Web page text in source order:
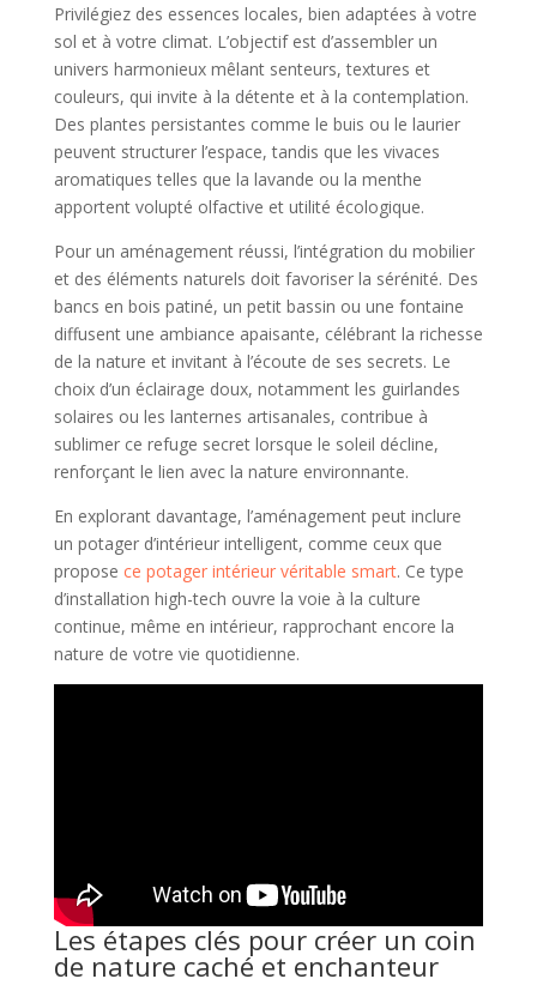
Privilégiez des essences locales, bien adaptées à votre
sol et à votre climat. L’objectif est d’assembler un
univers harmonieux mêlant senteurs, textures et
couleurs, qui invite à la détente et à la contemplation.
Des plantes persistantes comme le buis ou le laurier
peuvent structurer l’espace, tandis que les vivaces
aromatiques telles que la lavande ou la menthe
apportent volupté olfactive et utilité écologique.
Pour un aménagement réussi, l’intégration du mobilier
et des éléments naturels doit favoriser la sérénité. Des
bancs en bois patiné, un petit bassin ou une fontaine
diffusent une ambiance apaisante, célébrant la richesse
de la nature et invitant à l’écoute de ses secrets. Le
choix d’un éclairage doux, notamment les guirlandes
solaires ou les lanternes artisanales, contribue à
sublimer ce refuge secret lorsque le soleil décline,
renforçant le lien avec la nature environnante.
En explorant davantage, l’aménagement peut inclure
un potager d’intérieur intelligent, comme ceux que
propose ce potager intérieur véritable smart. Ce type
d’installation high-tech ouvre la voie à la culture
continue, même en intérieur, rapprochant encore la
nature de votre vie quotidienne.
Les étapes clés pour créer un coin
de nature caché et enchanteur